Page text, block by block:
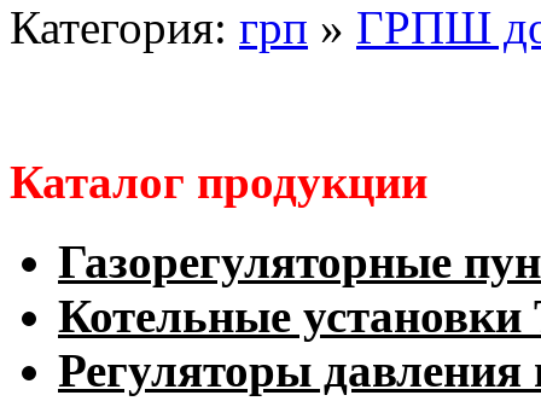
Категория: грп » ГРПШ
Каталог продукции
Газорегуляторные
Котельные
Регуляторы давления